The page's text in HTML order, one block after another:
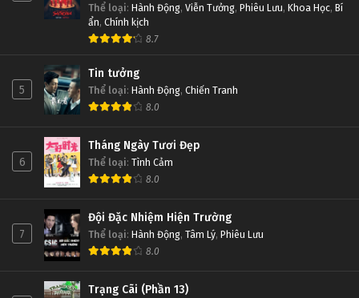
Thể loại: Hành Động, Viễn Tưởng, Phiêu Lưu, Khoa Học, Bí
ẩn, Chính kịch
8.7
5
Tin tưởng
Thể loại: Hành Động, Chiến Tranh
8.0
6
Tháng Ngày Tươi Đẹp
Thể loại: Tình Cảm
8.0
7
Đội Đặc Nhiệm Hiện Trường
Thể loại: Hành Động, Tâm Lý, Phiêu Lưu
8.0
Trạng Cãi (Phần 13)